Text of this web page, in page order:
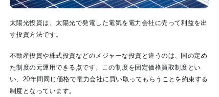
太陽光投資は、太陽光で発電した電気を電力会社に売って利益を出
す投資方法です。
不動産投資や株式投資などのメジャーな投資と違うのは、国の定め
た制度の元運用できる点です。この制度を固定価格買取制度とい
い、20年間同じ価格で電力会社に買い取ってもらうことを約束する
制度となっています。